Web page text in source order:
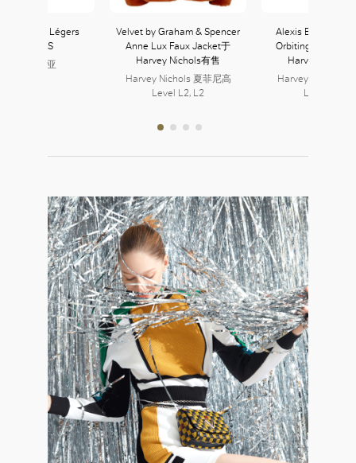
Diamants Légers
Necklace XS
卡地亚
Velvet by Graham & Spencer
Anne Lux Faux Jacket于
Harvey Nichols有售
Harvey Nichols 夏菲尼高
Level L2, L2
Alexis Bittar
Orbiting Hoop
Harvey Nichols
Harvey Nichols
Level L2, L2